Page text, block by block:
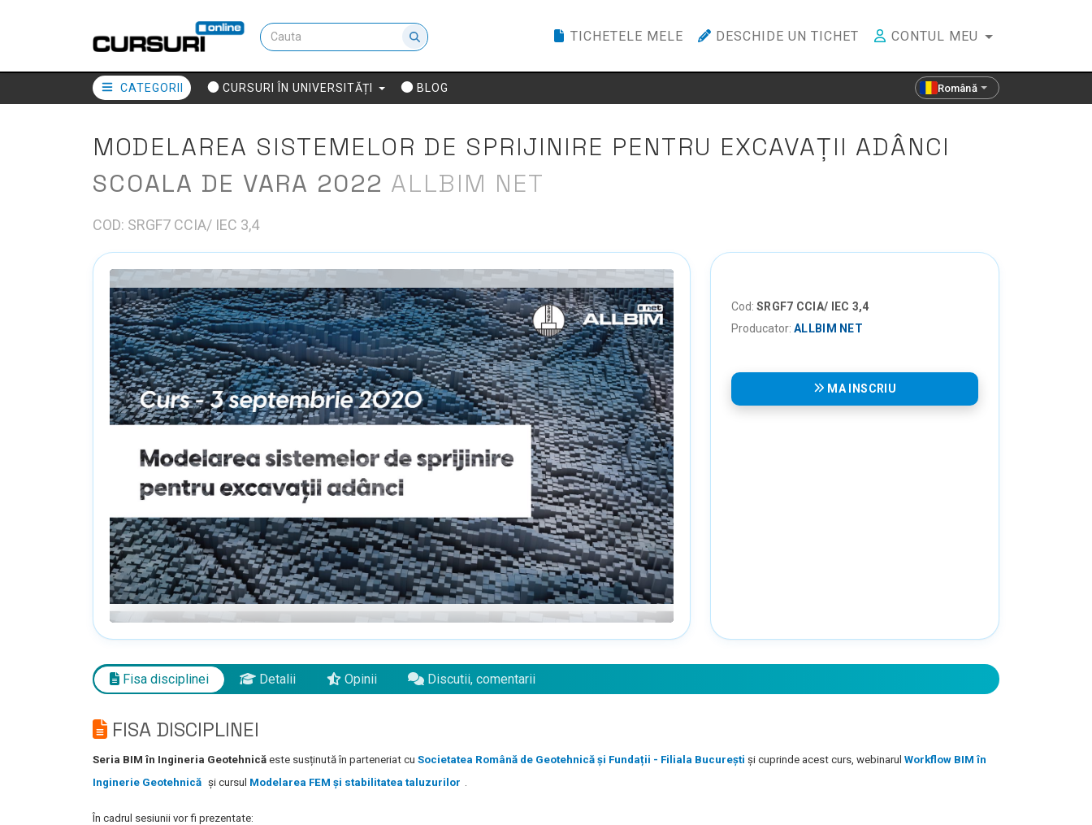
TICHETELE MELE DESCHIDE UN TICHET CONTUL MEU
CATEGORII CURSURI ÎN UNIVERSITĂȚI BLOG Română
MODELAREA SISTEMELOR DE SPRIJINIRE PENTRU EXCAVAȚII ADÂNCI
SCOALA DE VARA 2022 ALLBIM NET
COD: SRGF7 CCIA/ IEC 3,4
Cod: SRGF7 CCIA/ IEC 3,4
Producator: ALLBIM NET
MA INSCRIU
Fisa disciplinei Detalii Opinii Discutii, comentarii
FISA DISCIPLINEI
Seria BIMîn Ingineria Geotehnică este susținută în parteneriat cu Societatea Română de Geotehnică și Fundații - Filiala București și cuprinde acest curs, webinarul Workflow BIM în
Inginerie Geotehnică și cursul Modelarea FEM și stabilitatea taluzurilor .
În cadrul sesiunii vor fi prezentate: